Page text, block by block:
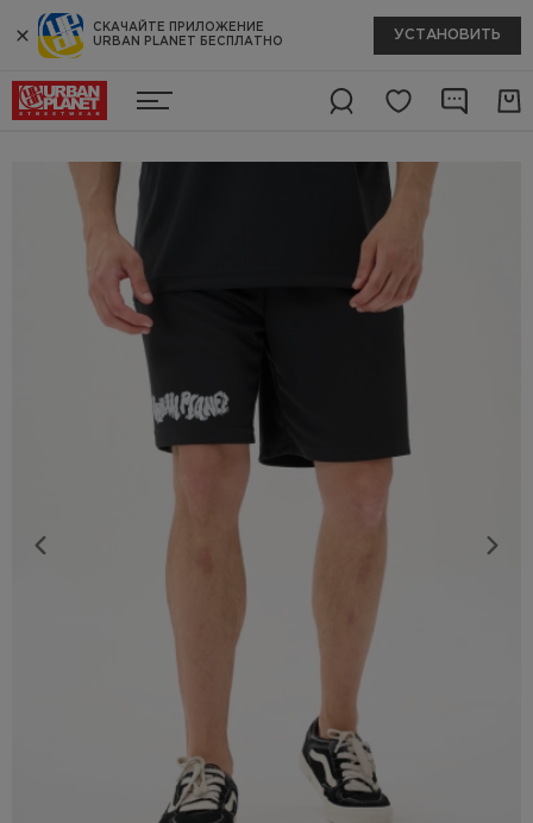
СКАЧАЙТЕ ПРИЛОЖЕНИЕ
URBAN PLANET БЕСПЛАТНО
УСТАНОВИТЬ